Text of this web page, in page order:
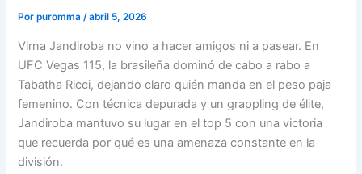
Porpuromma/abril 5, 2026
Virna Jandiroba no vino a hacer amigos ni a pasear. En
UFC Vegas 115, la brasileña dominó de cabo a rabo a
Tabatha Ricci, dejando claro quién manda en el peso paja
femenino. Con técnica depurada y un grappling de élite,
Jandiroba mantuvo su lugar en el top 5 con una victoria
que recuerda por qué es una amenaza constante en la
división.